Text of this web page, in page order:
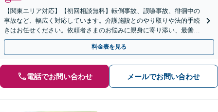
【関東エリア対応】【初回相談無料】転倒事故、誤嚥事故、徘徊中の
事故など、幅広く対応しています。介護施設とのやり取りや法的手続
きはお任せください。依頼者さまのお悩みに親身に寄り添い、最善の
結果が得られるように尽力いたします。
料金表を見る
電話でお問い合わせ メールでお問い合わせ